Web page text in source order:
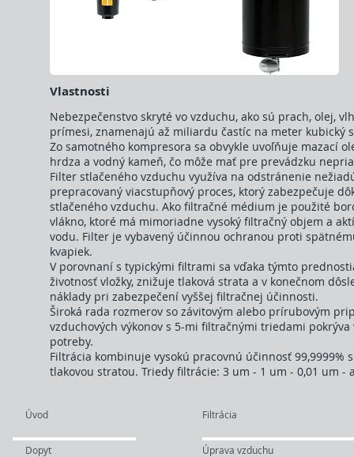
Vlastnosti
Nebezpečenstvo skryté vo vzduchu, ako sú prach, olej,
prímesi, znamenajú až miliardu častíc na meter kubický
Zo samotného kompresora sa obvykle uvoľňuje mazací
hrdza a vodný kameň, čo môže mať pre prevádzku
Filter stlačeného vzduchu využíva na odstránenie
prepracovaný viacstupňový proces, ktorý zabezpečuje
stlačeného vzduchu. Ako filtračné médium je použité
vlákno, ktoré má mimoriadne vysoký filtračný objem a
vodu. Filter je vybavený účinnou ochranou proti
kvapiek.
V porovnaní s typickými filtrami sa vďaka týmto
životnosť vložky, znižuje tlaková strata a v konečnom
náklady pri zabezpečení vyššej filtračnej účinnosti.
Široká rada rozmerov so závitovým alebo prírubovým
vzduchových výkonov s 5-mi filtračnými triedami
potreby.
Filtrácia kombinuje vysokú pracovnú účinnosť 99,9999%
tlakovou stratou. Triedy filtrácie: 3 um - 1 um - 0,01 um -
Úprava vzduchu
Dopyt
Filtrácia
Úvod